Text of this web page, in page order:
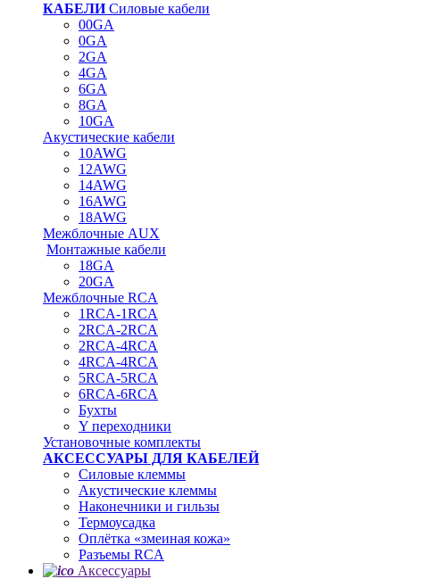
КАБЕЛИСиловые кабели
00GA
0GA
2GA
4GA
6GA
8GA
10GA
Акустические кабели
10AWG
12AWG
14AWG
16AWG
18AWG
Межблочные AUX
Монтажные кабели
18GA
20GA
Межблочные RCA
1RCA-1RCA
2RCA-2RCA
2RCA-4RCA
4RCA-4RCA
5RCA-5RCA
6RCA-6RCA
Бухты
Y переходники
Установочные комплекты
АКСЕССУАРЫ ДЛЯ КАБЕЛЕЙ
Силовые клеммы
Акустические клеммы
Наконечники и гильзы
Термоусадка
Oплётка «змеиная кожа»
Разъемы RCA
Аксессуары